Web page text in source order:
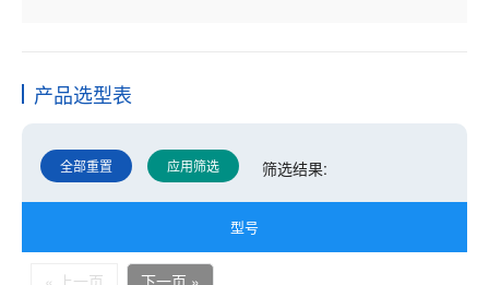
产品选型表
全部重置 应用筛选 筛选结果:
型号
« 上一页 下一页 »